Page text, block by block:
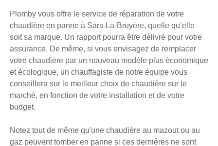
Plomby vous offre le service de réparation de votre
chaudière en panne à Sars-La-Bruyère, quelle qu’elle
soit sa marque. Un rapport pourra être délivré pour votre
assurance. De même, si vous envisagez de remplacer
votre chaudière par un nouveau modèle plus économique
et écologique, un chauffagiste de notre équipe vous
conseillera sur le meilleur choix de chaudière sur le
marché, en fonction de votre installation et de votre
budget.
Notez tout de même qu'une chaudière au mazout ou au
gaz peuvent tomber en panne si ces dernières ne sont